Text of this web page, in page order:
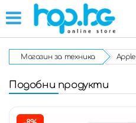
Магазин за техника Apple
Подобни продукти